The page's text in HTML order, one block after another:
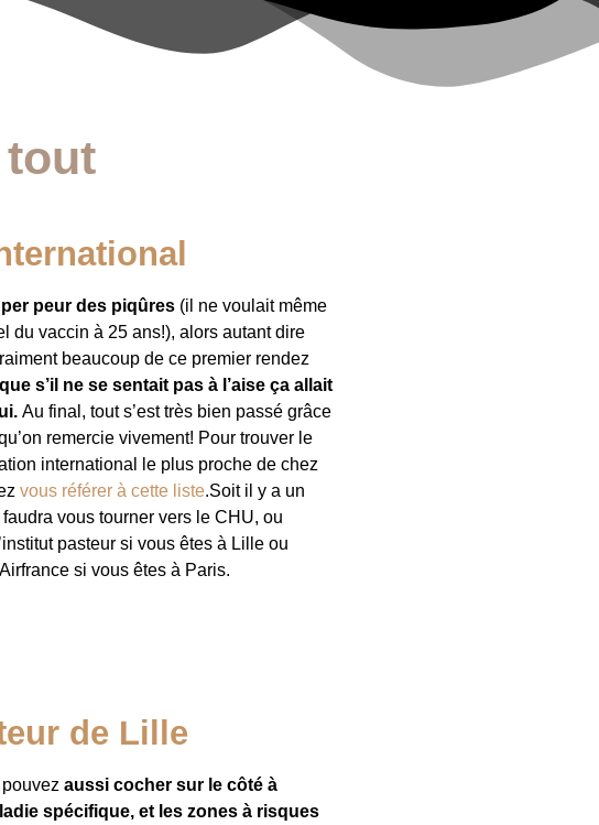
peur des piqûres (il ne voulait même
du vaccin à 25 ans!), alors autant dire
beaucoup de ce premier rendez
s’il ne se sentait pas à l’aise ça allait
Au final, tout s’est très bien passé grâce
remercie vivement! Pour trouver le
international le plus proche de chez
vous référer à cette liste.Soit il y a un
vous tourner vers le CHU, ou
pasteur si vous êtes à Lille ou
si vous êtes à Paris.
de Lille
aussi cocher sur le côté à
spécifique, et les zones à risques